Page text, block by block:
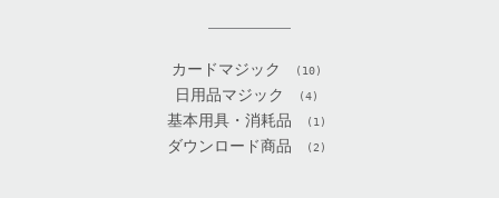
カードマジック (10)
日用品マジック (4)
基本用具・消耗品 (1)
ダウンロード商品 (2)